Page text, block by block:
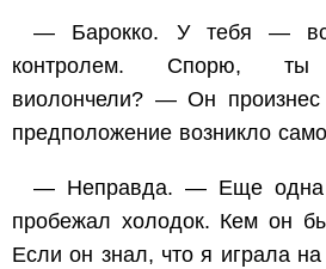
— Барокко. У тебя —
контролем. Спорю,
виолончели? — Он произнес
предположение возникло
— Неправда. — Еще одна
пробежал холодок. Кем он
Если он знал, что я играла